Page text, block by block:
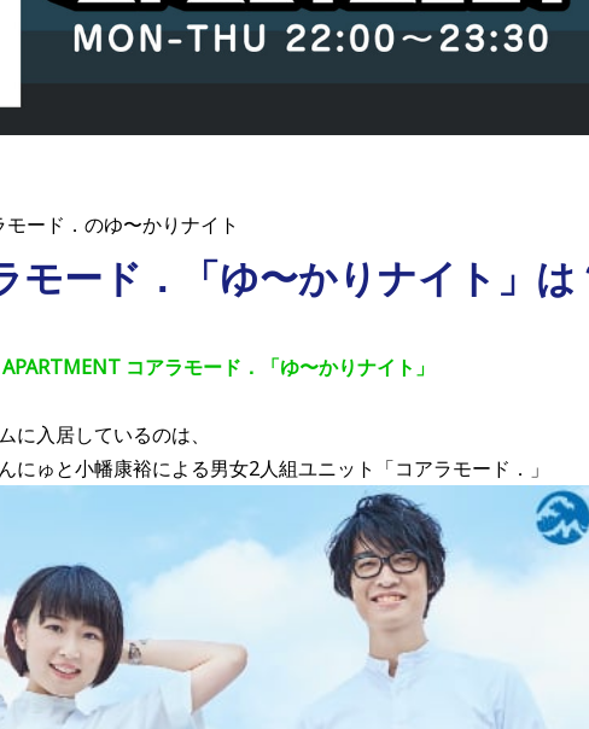
モード．のゆ〜かりナイト
モード．「ゆ〜かりナイト」は
コアラモード．「ゆ〜かりナイト」
に入居しているのは、
にゅと小幡康裕による男女2人組ユニット「コアラモード．」